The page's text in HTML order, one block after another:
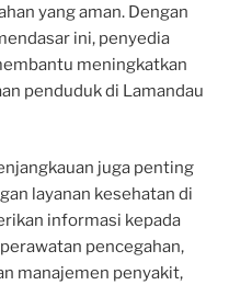
yang aman. Dengan
ini, penyedia
meningkatkan
penduduk di Lamandau
juga penting
layanan kesehatan di
informasi kepada
pencegahan,
manajemen penyakit,